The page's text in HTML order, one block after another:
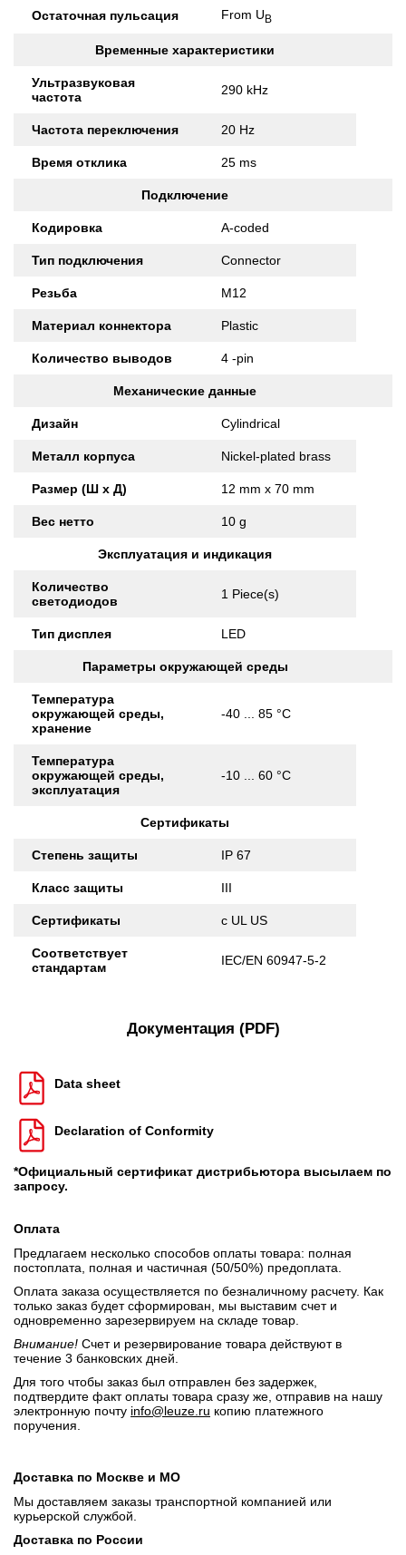
Остаточная пульсация From UB
Временные характеристики
Ультразвуковая
частота
290 kHz
Частота переключения 20 Hz
Время отклика 25 ms
Подключение
Кодировка A-coded
Тип подключения Connector
Резьба M12
Материал коннектора Plastic
Количество выводов 4 -pin
Механические данные
Дизайн Cylindrical
Металл корпуса Nickel-plated brass
Размер (Ш x Д) 12 mm x 70 mm
Вес нетто 10 g
Эксплуатация и индикация
Количество
светодиодов
1 Piece(s)
Тип дисплея LED
Параметры окружающей среды
Температура
окружающей среды,
хранение
-40 ... 85 °C
Температура
окружающей среды,
эксплуатация
-10 ... 60 °C
Сертификаты
Степень защиты IP 67
Класс защиты III
Сертификаты c UL US
Соответствует
стандартам
IEC/EN 60947-5-2
Документация (PDF)
Data sheet
Declaration of Conformity
*Официальный сертификат дистрибьютора высылаем по
запросу.
Оплата
Предлагаем несколько способов оплаты товара: полная
постоплата, полная и частичная (50/50%) предоплата.
Оплата заказа осуществляется по безналичному расчету. Как
только заказ будет сформирован, мы выставим счет и
одновременно зарезервируем на складе товар.
Внимание! Счет и резервирование товара действуют в
течение 3 банковских дней.
Для того чтобы заказ был отправлен без задержек,
подтвердите факт оплаты товара сразу же, отправив на нашу
электронную почту info@leuze.ru копию платежного
поручения.
Доставка по Москве и МО
Мы доставляем заказы транспортной компанией или
курьерской службой.
Доставка по России